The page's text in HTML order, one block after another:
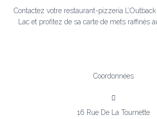
Contactez votre restaurant-pizzeria
Lac et profitez de sa carte de mets raffinés
Coordonnées
16 Rue De La Tournette